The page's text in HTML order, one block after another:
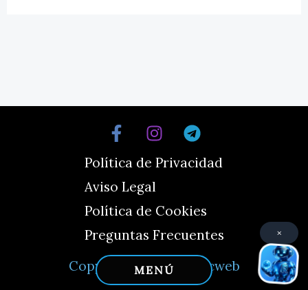
Política de Privacidad
Aviso Legal
Política de Cookies
Preguntas Frecuentes
Copyright © 2026 Reacweb
MENÚ
×